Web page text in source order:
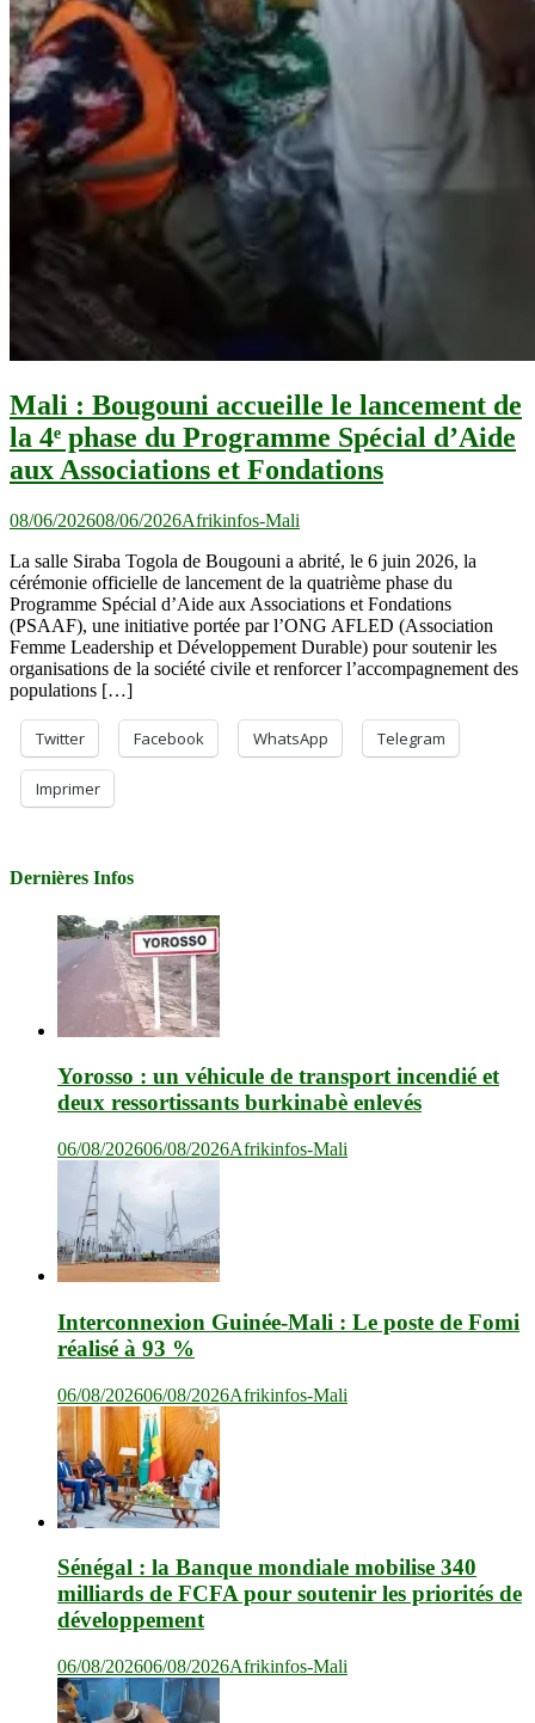
Mali : Bougouni accueille le lancement de
la 4ᵉ phase du Programme Spécial d’Aide
aux Associations et Fondations
08/06/202608/06/2026Afrikinfos-Mali
La salle Siraba Togola de Bougouni a abrité, le 6 juin 2026, la
cérémonie officielle de lancement de la quatrième phase du
Programme Spécial d’Aide aux Associations et Fondations
(PSAAF), une initiative portée par l’ONG AFLED (Association
Femme Leadership et Développement Durable) pour soutenir les
organisations de la société civile et renforcer l’accompagnement des
populations […]
Twitter Facebook WhatsApp Telegram
Imprimer
Dernières Infos
Yorosso : un véhicule de transport incendié et
deux ressortissants burkinabè enlevés
06/08/202606/08/2026Afrikinfos-Mali
Interconnexion Guinée-Mali : Le poste de Fomi
réalisé à 93 %
06/08/202606/08/2026Afrikinfos-Mali
Sénégal : la Banque mondiale mobilise 340
milliards de FCFA pour soutenir les priorités de
développement
06/08/202606/08/2026Afrikinfos-Mali